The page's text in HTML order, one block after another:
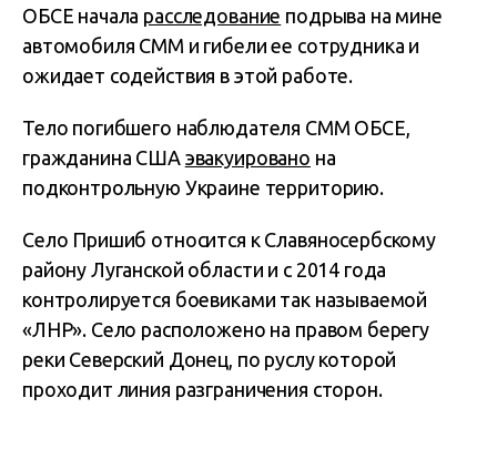
ОБСЕ начала расследование подрыва на мине
автомобиля СММ и гибели ее сотрудника и
ожидает содействия в этой работе.
Тело погибшего наблюдателя СММ ОБСЕ,
гражданина США эвакуировано на
подконтрольную Украине территорию.
Село Пришиб относится к Славяносербскому
району Луганской области и с 2014 года
контролируется боевиками так называемой
«ЛНР». Село расположено на правом берегу
реки Северский Донец, по руслу которой
проходит линия разграничения сторон.